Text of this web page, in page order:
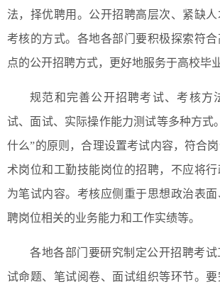
法，择优聘用。公开招聘高层次、紧缺
考核的方式。各地各部门要积极探索符
点的公开招聘方式，更好地服务于高校毕
规范和完善公开招聘考试、考核方
试、面试、实际操作能力测试等多种方式
什么”的原则，合理设置考试内容，符合
术岗位和工勤技能岗位的招聘，不应将行
为笔试内容。考核应侧重于思想政治表
聘岗位相关的业务能力和工作实绩等。
各地各部门要研究制定公开招聘考
试命题、笔试阅卷、面试组织等环节。